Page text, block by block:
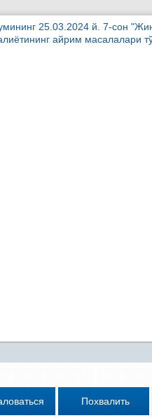
25.03.2024 й. 7-сон
айрим масалалари